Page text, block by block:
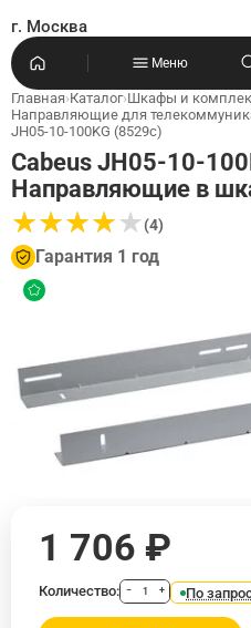
г. Москва
Меню
Главная›Каталог›Шкафы и
Направляющие для
JH05-10-100KG (8529c)
Cabeus JH05-10-
Направляющие в
★★★★★
★★★★★(4)
Гарантия 1 год
1 706 ₽
Количество: − + По